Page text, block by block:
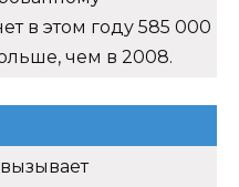
в этом году 585 000
чем в 2008.